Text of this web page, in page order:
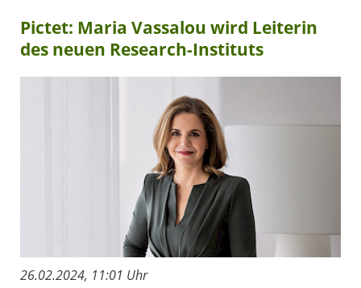
Pictet: Maria Vassalou wird Leiterin
des neuen Research-Instituts
26.02.2024, 11:01 Uhr